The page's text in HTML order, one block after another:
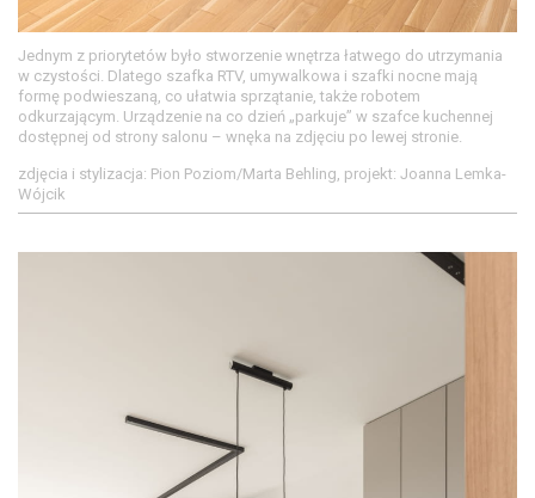
Jednym z priorytetów było stworzenie wnętrza łatwego do utrzymania
w czystości. Dlatego szafka RTV, umywalkowa i szafki nocne mają
formę podwieszaną, co ułatwia sprzątanie, także robotem
odkurzającym. Urządzenie na co dzień „parkuje” w szafce kuchennej
dostępnej od strony salonu – wnęka na zdjęciu po lewej stronie.
zdjęcia i stylizacja: Pion Poziom/Marta Behling, projekt: Joanna Lemka-
Wójcik